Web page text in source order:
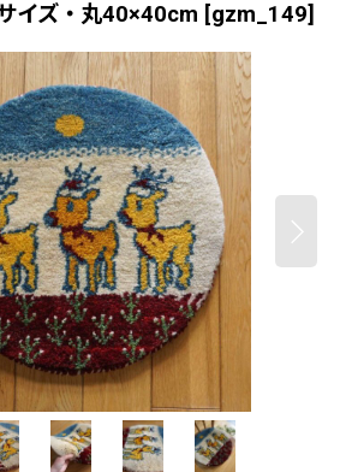
イズ・丸40×40cm [gzm_149]